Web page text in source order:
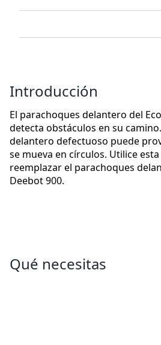
Introducción
El parachoques delantero del
detecta obstáculos en su
delantero defectuoso puede
se mueva en círculos. Utilice
reemplazar el parachoques
Deebot 900.
Qué necesitas